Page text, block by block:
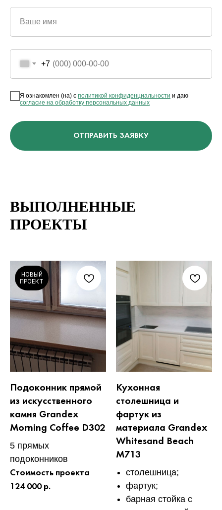
Ваше имя
+7
Я ознакомлен (на) с политикой конфиденциальности и даю
согласие на обработку персональных данных
ОТПРАВИТЬ ЗАЯВКУ
ВЫПОЛНЕННЫЕ
ПРОЕКТЫ
НОВЫЙ
ПРОЕКТ
Подоконник прямой
из искусственного
камня Grandex
Morning Coffee D302
5 прямых
подоконников
Стоимость проекта
124 000 р.
Кухонная
столешница и
фартук из
материала Grandex
Whitesand Beach
M713
столешница;
фартук;
барная стойка с